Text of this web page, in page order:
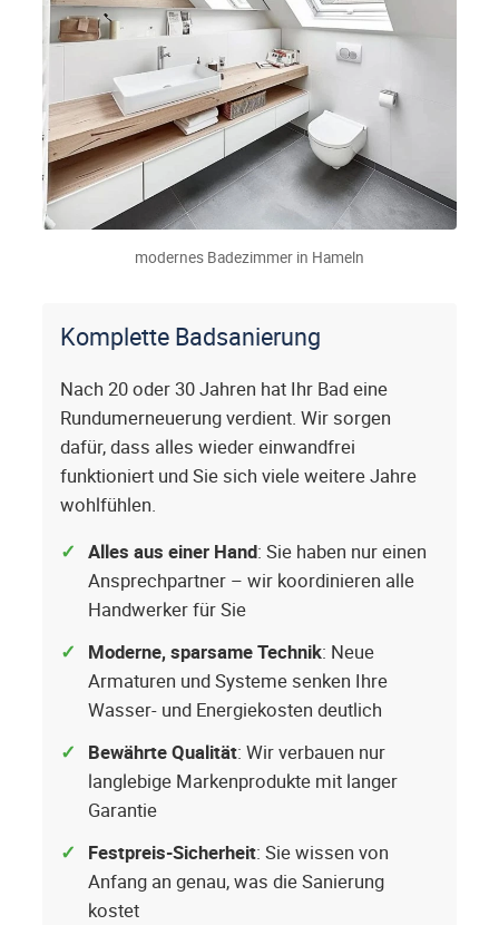
modernes Badezimmer in Hameln
Komplette Badsanierung
Nach 20 oder 30 Jahren hat Ihr Bad eine
Rundumerneuerung verdient. Wir sorgen
dafür, dass alles wieder einwandfrei
funktioniert und Sie sich viele weitere Jahre
wohlfühlen.
Alles aus einer Hand: Sie haben nur einen
Ansprechpartner – wir koordinieren alle
Handwerker für Sie
Moderne, sparsame Technik: Neue
Armaturen und Systeme senken Ihre
Wasser- und Energiekosten deutlich
Bewährte Qualität: Wir verbauen nur
langlebige Markenprodukte mit langer
Garantie
Festpreis-Sicherheit: Sie wissen von
Anfang an genau, was die Sanierung
kostet